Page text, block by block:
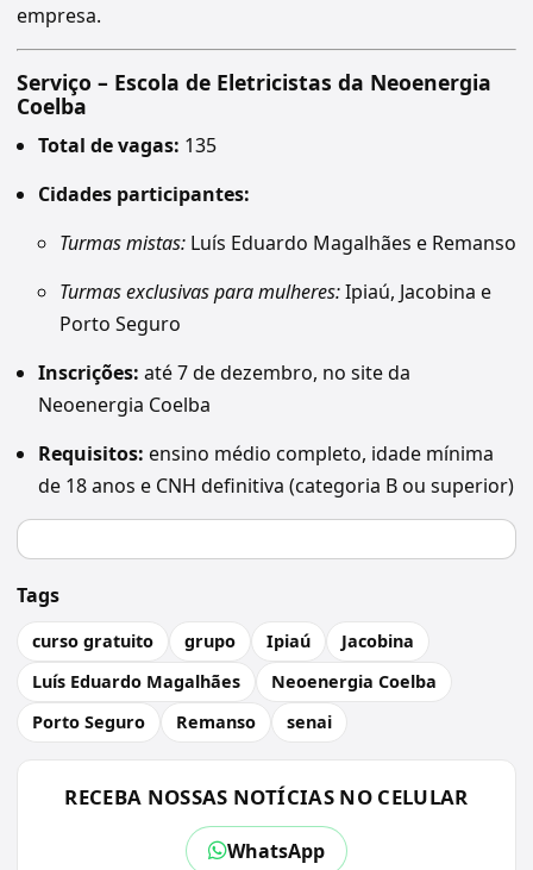
empresa.
Serviço – Escola de Eletricistas da Neoenergia
Coelba
Total de vagas: 135
Cidades participantes:
Turmas mistas: Luís Eduardo Magalhães e Remanso
Turmas exclusivas para mulheres:Ipiaú, Jacobina e
Porto Seguro
Inscrições: até 7 de dezembro, no site da
Neoenergia Coelba
Requisitos: ensino médio completo, idade mínima
de 18 anos e CNH definitiva (categoria B ou superior)
Tags
curso gratuito grupo Ipiaú
Jacobina
Luís Eduardo Magalhães
Neoenergia Coelba
Porto Seguro
Remanso senai
RECEBA NOSSAS NOTÍCIAS NO CELULAR
WhatsApp